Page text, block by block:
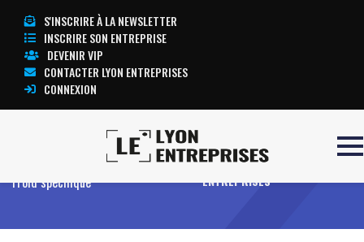
S'INSCRIRE À LA NEWSLETTER
INSCRIRE SON ENTREPRISE
DEVENIR VIP
CONTACTER LYON ENTREPRISES
CONNEXION
Offres
Froid spécifique
TOUTE L’ACTUALITÉ LYON
ENTREPRISES